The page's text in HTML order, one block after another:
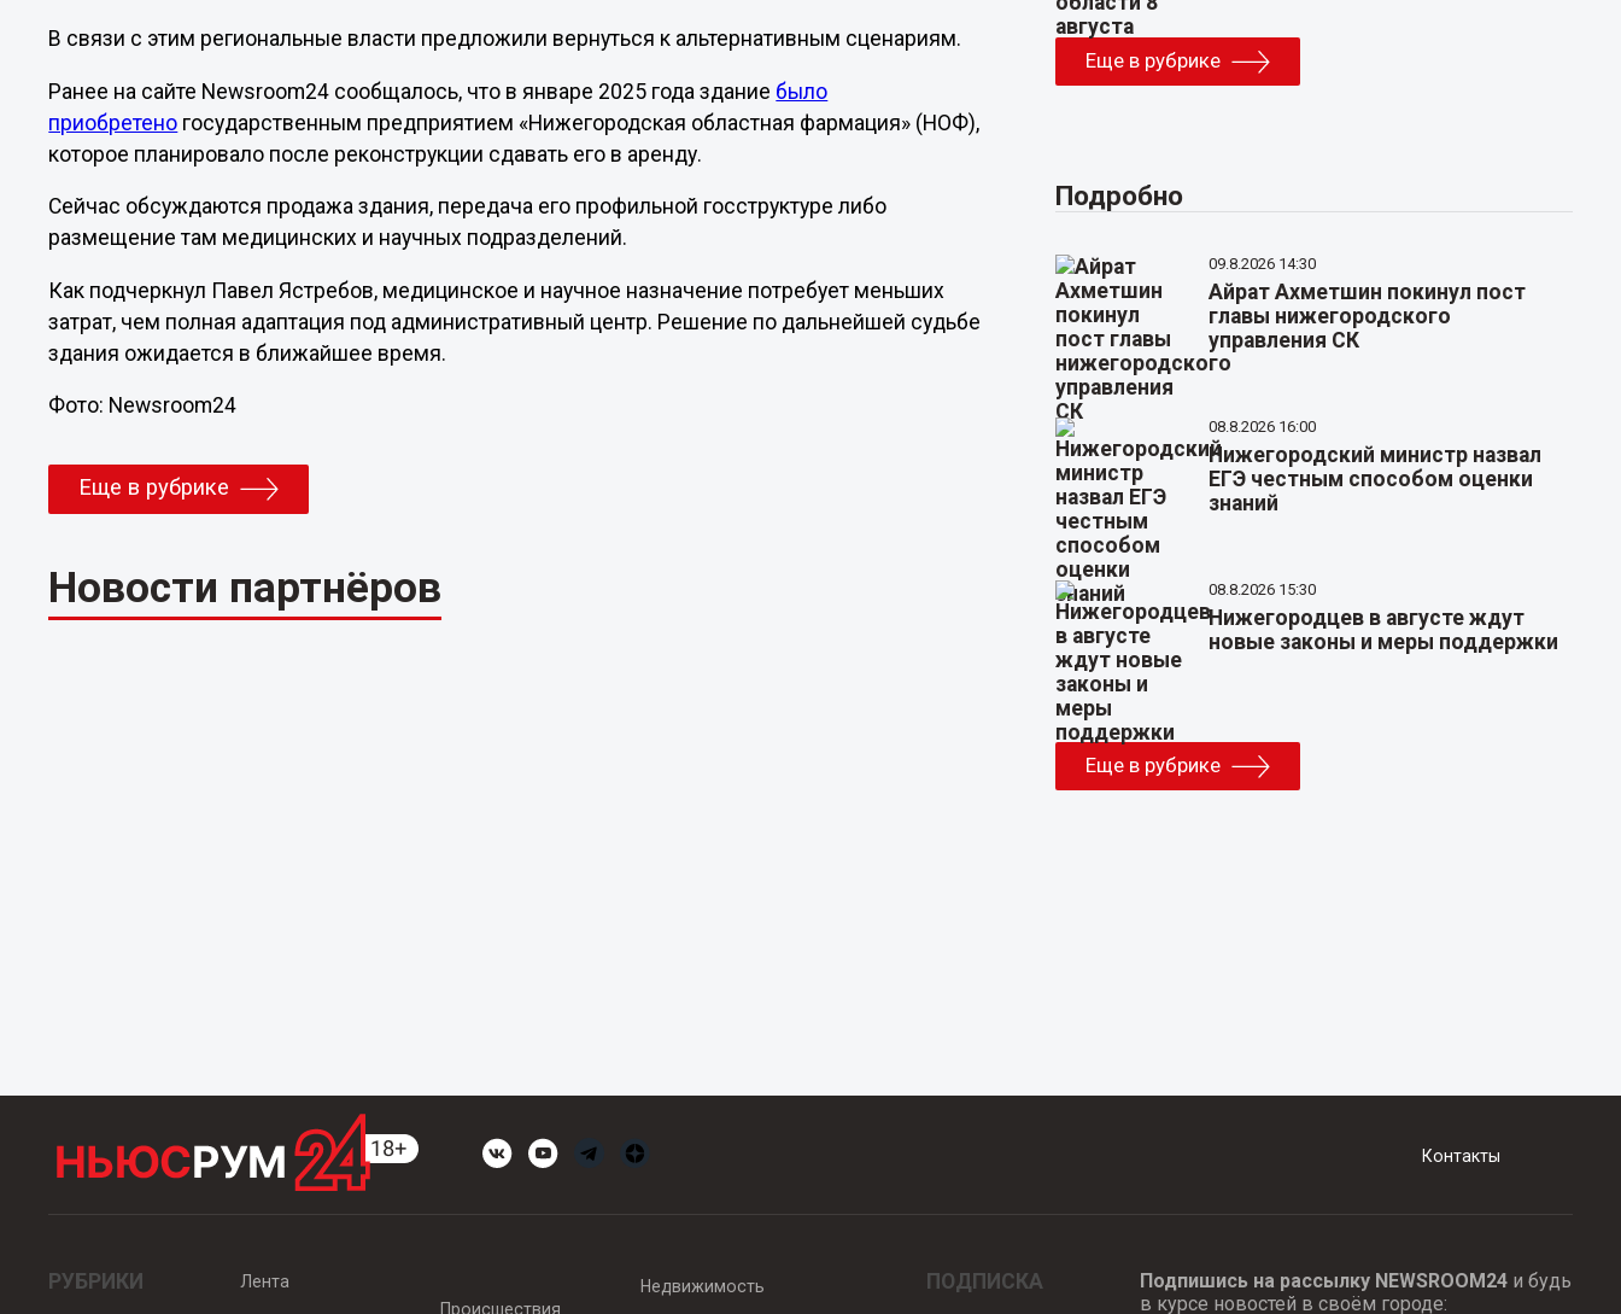
В связи с этим региональные власти предложили вернуться к альтернативным сценариям.
Ранее на сайте Newsroom24 сообщалось, что в январе 2025 года здание было
приобретено государственным предприятием «Нижегородская областная фармация» (НОФ),
которое планировало после реконструкции сдавать его в аренду.
Сейчас обсуждаются продажа здания, передача его профильной госструктуре либо
размещение там медицинских и научных подразделений.
Как подчеркнул Павел Ястребов, медицинское и научное назначение потребует меньших
затрат, чем полная адаптация под административный центр. Решение по дальнейшей судьбе
здания ожидается в ближайшее время.
Фото: Newsroom24
Еще в рубрике
Новости партнёров
Еще в рубрике
Подробно
09.8.2026 14:30
Айрат Ахметшин покинул пост
главы нижегородского
управления СК
08.8.2026 16:00
Нижегородский министр назвал
ЕГЭ честным способом оценки
знаний
08.8.2026 15:30
Нижегородцев в августе ждут
новые законы и меры поддержки
Еще в рубрике
Контакты
РУБРИКИ
Лента
Происшествия
Недвижимость ПОДПИСКА Подпишись на рассылку NEWSROOM24и будь
в курсе новостей в своём городе: